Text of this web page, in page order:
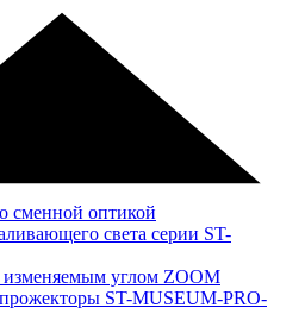
сменной оптикой
света серии ST-
изменяемым углом ZOOM
ST-MUSEUM-PRO-